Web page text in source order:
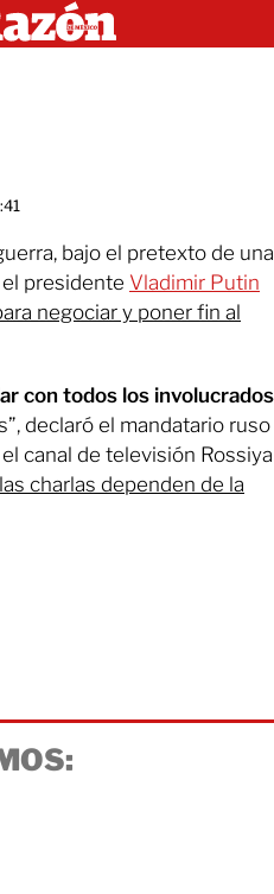
bajo el pretexto de una
el presidente Vladimir Putin
negociar y poner fin al
con todos los involucrados
declaró el mandatario ruso
canal de televisión Rossiya
las charlas dependen de la